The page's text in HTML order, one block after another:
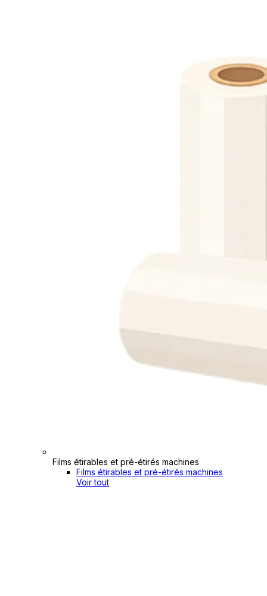
Films étirables et pré-étirés machines
Films étirables et pré-étirés machines
Voir tout